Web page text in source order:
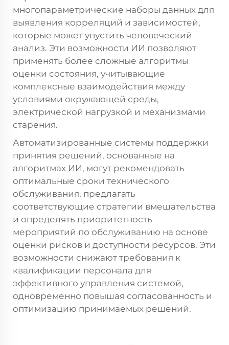
многопараметрические наборы данных для
выявления корреляций и зависимостей,
которые может упустить человеческий
анализ. Эти возможности ИИ позволяют
применять более сложные алгоритмы
оценки состояния, учитывающие
комплексные взаимодействия между
условиями окружающей среды,
электрической нагрузкой и механизмами
старения.
Автоматизированные системы поддержки
принятия решений, основанные на
алгоритмах ИИ, могут рекомендовать
оптимальные сроки технического
обслуживания, предлагать
соответствующие стратегии вмешательства
и определять приоритетность
мероприятий по обслуживанию на основе
оценки рисков и доступности ресурсов. Эти
возможности снижают требования к
квалификации персонала для
эффективного управления системой,
одновременно повышая согласованность и
оптимизацию принимаемых решений.